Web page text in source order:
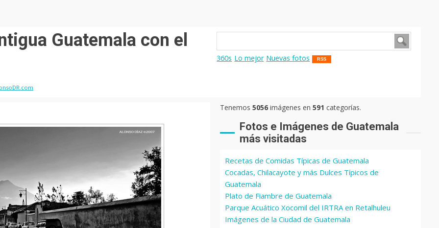
Guatemala con el
360s Lo mejor Nuevas fotos RSS
Tenemos5056 imágenes en591 categorías.
Fotos e Imágenes de Guatemala
más visitadas
Recetas de Comidas Típicas de Guatemala
Cocadas, Chilacayote y más Dulces Típicos de
Guatemala
Plato de Fiambre de Guatemala
Parque Acuático Xocomil del IRTRA en Retalhuleu
Imágenes de la Ciudad de Guatemala